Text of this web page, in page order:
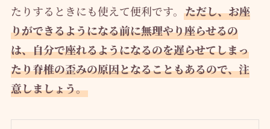
たりするときにも使えて便利です。 ただし、お座
りができるようになる前に無理やり座らせるの
は、自分で座れるようになるのを遅らせてしまっ
たり脊椎の歪みの原因となることもあるので、注
意しましょう。